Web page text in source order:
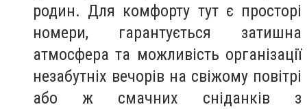
родин. Для комфорту тут є просторі
номери, гарантується затишна
атмосфера та можливість організації
незабутніх вечорів на свіжому повітрі
або ж смачних сніданків з